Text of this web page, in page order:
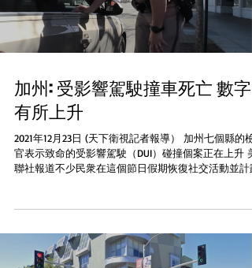
加州: 受影響駕駛撞車死亡 數字
有所上升
2021年12月23日 (天下衛視記者報導） 加州七個縣的檢
官表示致命的受影響駕駛（DUI）碰撞個案正在上升 美
聯社報道不少民衆在這個節日假期恢復社交活動並計
控官更覺得在疫情...